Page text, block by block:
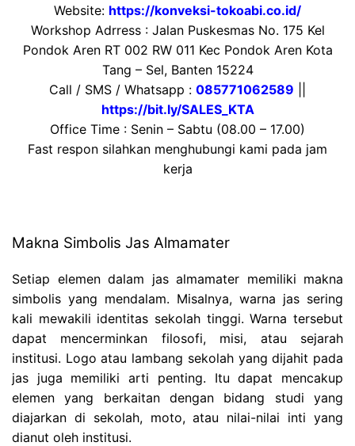
Website: https://konveksi-tokoabi.co.id/
Workshop Adrress : Jalan Puskesmas No. 175 Kel
Pondok Aren RT 002 RW 011 Kec Pondok Aren Kota
Tang – Sel, Banten 15224
Call / SMS / Whatsapp : 085771062589
https://bit.ly/SALES_KTA
Office Time : Senin – Sabtu (08.00 – 17.00)
Fast respon silahkan menghubungi kami pada jam
kerja
Makna Simbolis Jas Almamater
Setiap elemen dalam jas almamater memiliki makna
simbolis yang mendalam. Misalnya, warna jas sering
kali mewakili identitas sekolah tinggi. Warna tersebut
dapat mencerminkan filosofi, misi, atau sejarah
institusi. Logo atau lambang sekolah yang dijahit pada
jas juga memiliki arti penting. Itu dapat mencakup
elemen yang berkaitan dengan bidang studi yang
diajarkan di sekolah, moto, atau nilai-nilai inti yang
dianut oleh institusi.